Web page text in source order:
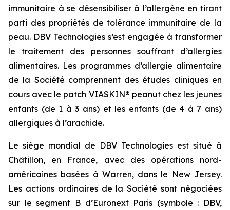
immunitaire à se désensibiliser à l’allergène en tirant
parti des propriétés de tolérance immunitaire de la
peau. DBV Technologies s’est engagée à transformer
le traitement des personnes souffrant d’allergies
alimentaires. Les programmes d’allergie alimentaire
de la Société comprennent des études cliniques en
cours avec le patch VIASKIN® peanut chez les jeunes
enfants (de 1 à 3 ans) et les enfants (de 4 à 7 ans)
allergiques à l’arachide.
Le siège mondial de DBV Technologies est situé à
Châtillon, en France, avec des opérations nord-
américaines basées à Warren, dans le New Jersey.
Les actions ordinaires de la Société sont négociées
sur le segment B d’Euronext Paris (symbole : DBV,